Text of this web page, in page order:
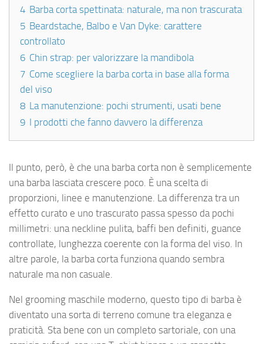
4 Barba corta spettinata: naturale, ma non trascurata
5 Beardstache, Balbo e Van Dyke: carattere
controllato
6 Chin strap: per valorizzare la mandibola
7 Come scegliere la barba corta in base alla forma
del viso
8 La manutenzione: pochi strumenti, usati bene
9 I prodotti che fanno davvero la differenza
Il punto, però, è che una barba corta non è semplicemente
una barba lasciata crescere poco. È una scelta di
proporzioni, linee e manutenzione. La differenza tra un
effetto curato e uno trascurato passa spesso da pochi
millimetri: una neckline pulita, baffi ben definiti, guance
controllate, lunghezza coerente con la forma del viso. In
altre parole, la barba corta funziona quando sembra
naturale ma non casuale.
Nel grooming maschile moderno, questo tipo di barba è
diventato una sorta di terreno comune tra eleganza e
praticità. Sta bene con un completo sartoriale, con una